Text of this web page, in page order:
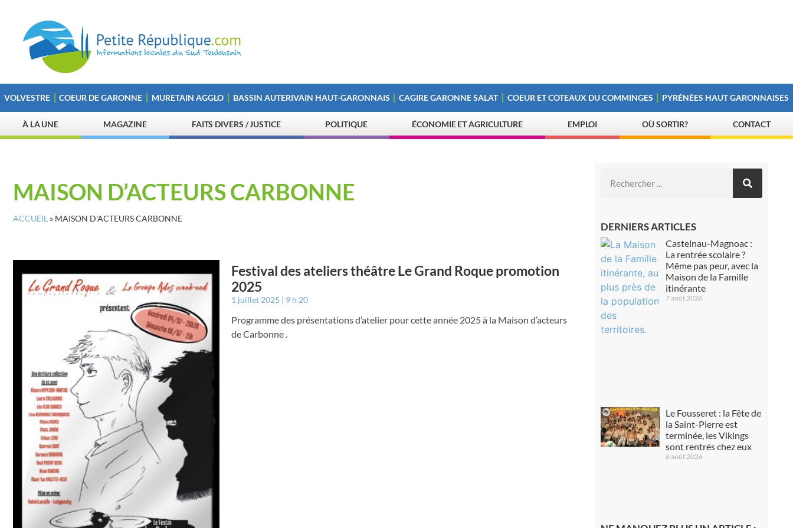
VOLVESTRE COEUR DE GARONNE MURETAIN AGGLO BASSIN AUTERIVAIN HAUT-GARONNAIS CAGIRE GARONNE SALAT COEUR ET COTEAUX DU COMMINGES PYRÉNÉES HAUT GARONNAISES
À LA UNE MAGAZINE FAITS DIVERS / JUSTICE POLITIQUE ÉCONOMIE ET AGRICULTURE EMPLOI OÙ SORTIR? CONTACT
MAISON D’ACTEURS CARBONNE
ACCUEIL » MAISON D'ACTEURS CARBONNE
Festival des ateliers théâtre Le Grand Roque promotion
2025
1 juillet 2025 9 h 20
Programme des présentations d’atelier pour cette année 2025 à la Maison d’acteurs
de Carbonne .
DERNIERS ARTICLES
Castelnau-Magnoac :
La rentrée scolaire ?
Même pas peur, avec la
Maison de la Famille
itinérante
7 août 2026
Le Fousseret : la Fête de
la Saint-Pierre est
terminée, les Vikings
sont rentrés chez eux
6 août 2026